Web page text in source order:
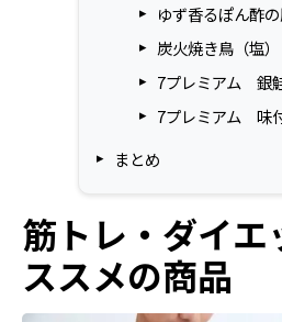
ゆず香るぽん酢
炭火焼き鳥（塩）
7プレミアム 銀
7プレミアム 味
まとめ
筋トレ・ダイエ
ススメの商品